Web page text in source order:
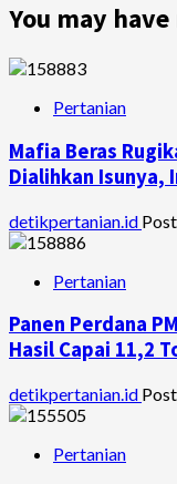
You may
Pertanian
Mafia Beras
Dialihkan Isunya,
detikpertanian.id
Pertanian
Panen Perdana
Hasil Capai 11,2
detikpertanian.id
Pertanian